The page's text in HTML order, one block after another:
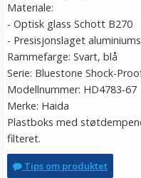
Materiale:
- Optisk glass Schott B270
- Presisjonslaget
Rammefarge: Svart, blå
Serie: Bluestone Shock-
Modellnummer: HD4783-67
Merke: Haida
Plastboks med
filteret.
Tips om produktet